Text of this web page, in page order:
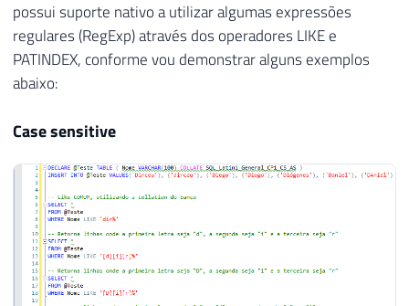
possui suporte nativo a utilizar algumas expressões
regulares (RegExp) através dos operadores LIKE e
PATINDEX, conforme vou demonstrar alguns exemplos
abaixo:
Case sensitive